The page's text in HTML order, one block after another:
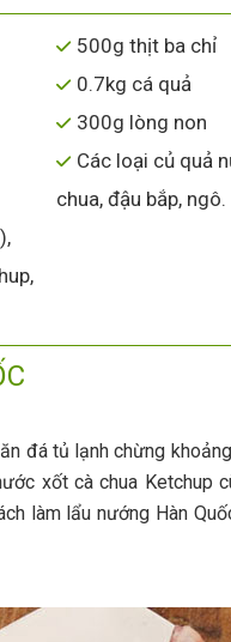
500g thịt ba chỉ
0.7kg cá quả
300g lòng non
Các loại củ quả
chua, đậu bắp, ngô.
đá tủ lạnh chừng
xốt cà chua Ketchup
làm lẩu nướng Hàn